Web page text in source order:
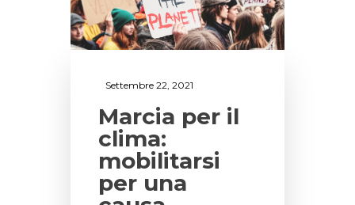
Settembre 22, 2021
Marcia per il
clima:
mobilitarsi
per una